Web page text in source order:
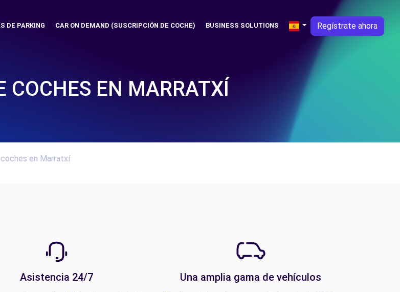
DE PARKING CAR ON DEMAND (SUSCRIPCIÓN DE COCHE) BUSINESS SOLUTIONS Regístrate ahora
COCHES EN MARRATXÍ
en Marratxí
Asistencia 24/7 Una amplia gama de vehículos